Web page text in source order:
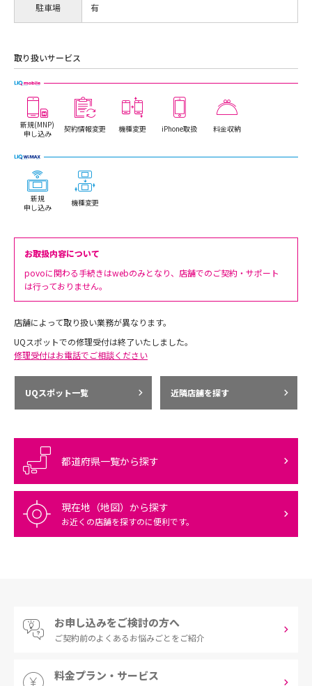
駐車場 有
取り扱いサービス
新規(MNP)
申し込み
契約情報変更 機種変更 iPhone取扱 料金収納
新規
申し込み
機種変更
お取扱内容について
povoに関わる手続きはwebのみとなり、店舗でのご契約・サポート
は行っておりません。
店舗によって取り扱い業務が異なります。
UQスポットでの修理受付は終了いたしました。
修理受付はお電話でご相談ください
UQスポット一覧 近隣店舗を探す
都道府県一覧から探す
現在地（地図）から探す
お近くの店舗を探すのに便利です。
お申し込みをご検討の方へ
ご契約前のよくあるお悩みごとをご紹介
料金プラン・サービス